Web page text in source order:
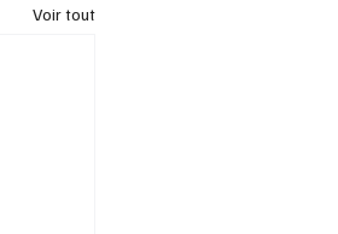
Voir tout